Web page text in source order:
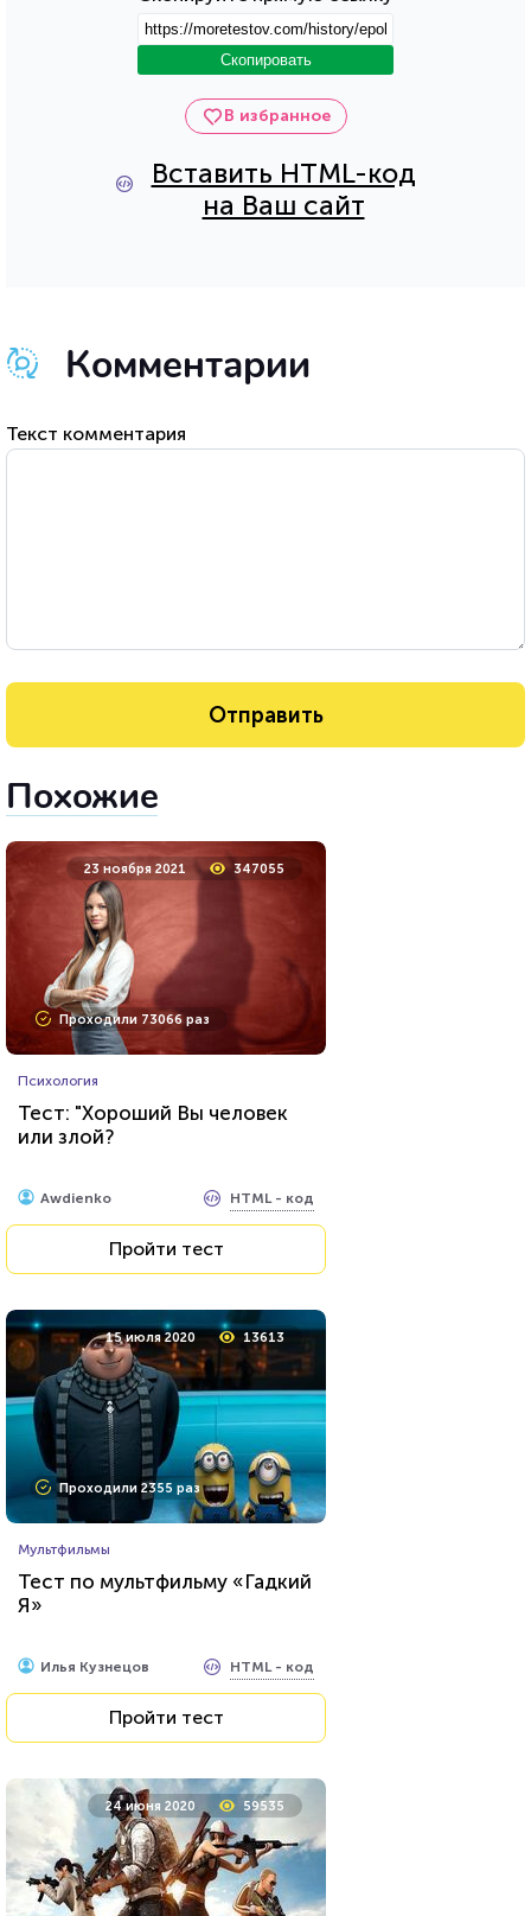
В избранное
Вставить HTML-код
на Ваш сайт
Скопировать
Комментарии
Текст комментария
Похожие
23 ноября 2021 347055
Проходили 73066 раз
Психология
Тест: "Хороший Вы человек
или злой?
Awdienko HTML - код
Пройти тест
15 июля 2020 13613
Проходили 2355 раз
Мультфильмы
Тест по мультфильму «Гадкий
Я»
Илья Кузнецов HTML - код
Пройти тест
24 июня 2020 59535